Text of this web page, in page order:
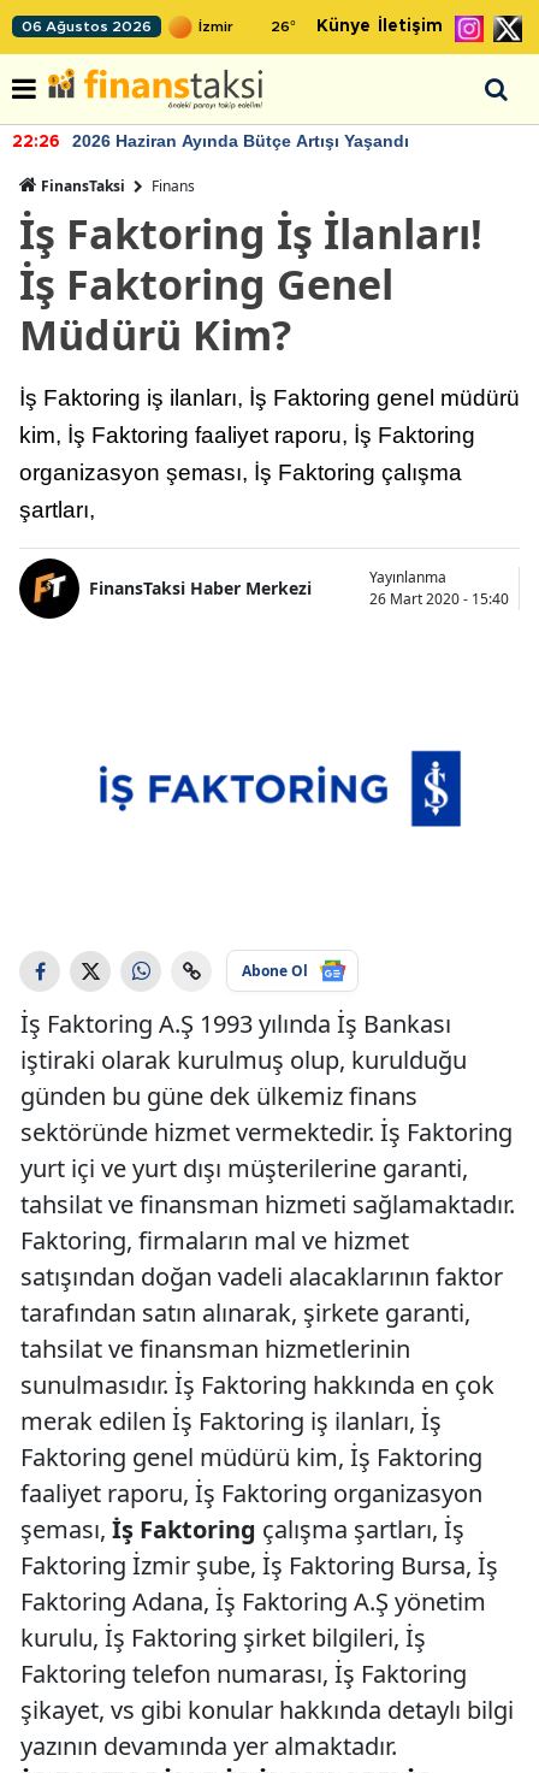
06 Ağustos 2026 26° Künye İletişim
22:26 2026 Haziran Ayında Bütçe Artışı Yaşandı
FinansTaksi Finans
İş Faktoring İş İlanları!
İş Faktoring Genel
Müdürü Kim?
İş Faktoring iş ilanları, İş Faktoring genel müdürü
kim, İş Faktoring faaliyet raporu, İş Faktoring
organizasyon şeması, İş Faktoring çalışma
şartları,
FinansTaksi Haber Merkezi
Yayınlanma
26 Mart 2020 - 15:40
Abone Ol
İş Faktoring A.Ş 1993 yılında İş Bankası
iştiraki olarak kurulmuş olup, kurulduğu
günden bu güne dek ülkemiz finans
sektöründe hizmet vermektedir. İş Faktoring
yurt içi ve yurt dışı müşterilerine garanti,
tahsilat ve finansman hizmeti sağlamaktadır.
Faktoring, firmaların mal ve hizmet
satışından doğan vadeli alacaklarının faktor
tarafından satın alınarak, şirkete garanti,
tahsilat ve finansman hizmetlerinin
sunulmasıdır. İş Faktoring hakkında en çok
merak edilen İş Faktoring iş ilanları, İş
Faktoring genel müdürü kim, İş Faktoring
faaliyet raporu, İş Faktoring organizasyon
şeması, İş Faktoring çalışma şartları, İş
Faktoring İzmir şube, İş Faktoring Bursa, İş
Faktoring Adana, İş Faktoring A.Ş yönetim
kurulu, İş Faktoring şirket bilgileri, İş
Faktoring telefon numarası, İş Faktoring
şikayet, vs gibi konular hakkında detaylı bilgi
yazının devamında yer almaktadır.